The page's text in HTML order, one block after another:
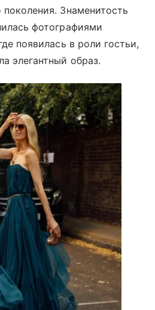
Знаменитость
фотографиями
появилась в роли гостьи,
элегантный образ.